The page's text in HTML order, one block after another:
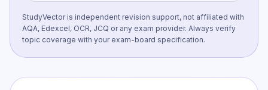
StudyVector is independent revision support, not affiliated with
AQA, Edexcel, OCR, JCQ or any exam provider. Always verify
topic coverage with your exam-board specification.